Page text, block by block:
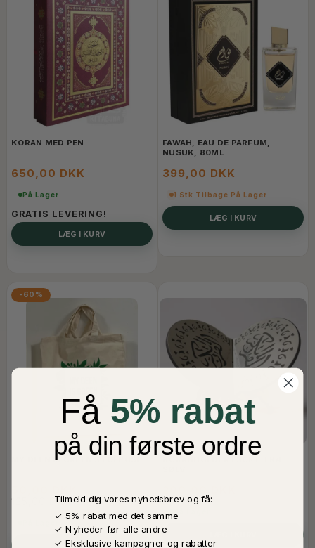
KORAN MED PEN
650,00 DKK
På Lager
GRATIS LEVERING!
LÆG I KURV
FAWAH, EAU DE PARFUM,
NUSUK, 80ML
399,00 DKK
1 Stk Tilbage På Lager
LÆG I KURV
-60%
MY DEEN IS GREEN STOFPOSE
125,00 DKK
LÆG I KURV
Få 5% rabat
på din første ordre
Tilmeld dig vores nyhedsbrev og få:
✓ 5% rabat med det samme
✓ Nyheder før alle andre
✓ Eksklusive kampagner og rabatter